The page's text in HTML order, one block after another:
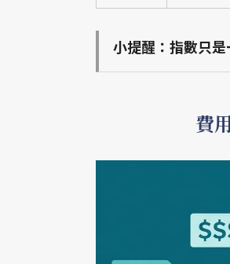
小提醒：指數只
費